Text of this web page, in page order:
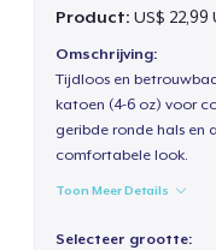
Product: US$ 22,99
Omschrijving:
Tijdloos en
katoen (4-6 oz) voor
geribde ronde hals en
comfortabele look.
Toon Meer Details
Selecteer grootte: